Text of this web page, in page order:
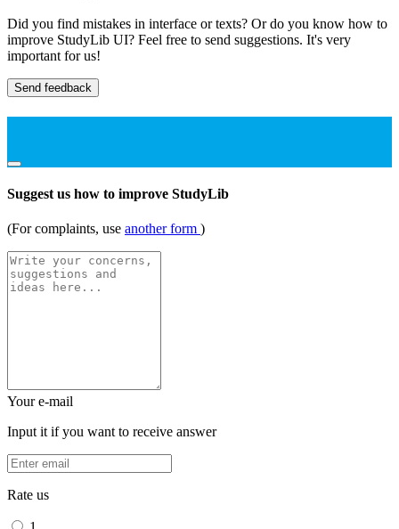
Did you find mistakes in interface or texts? Or do you know how to
improve StudyLib UI? Feel free to send suggestions. It's very
important for us!
Send feedback
Suggest us how to improve StudyLib
(For complaints, use another form )
Your e-mail
Input it if you want to receive answer
Rate us